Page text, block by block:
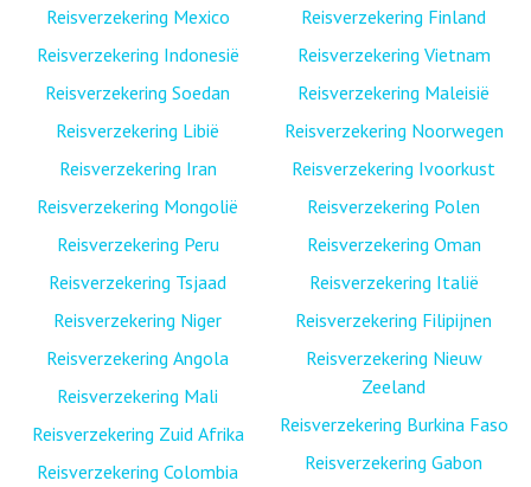
Reisverzekering Mexico
Reisverzekering Indonesië
Reisverzekering Soedan
Reisverzekering Libië
Reisverzekering Iran
Reisverzekering Mongolië
Reisverzekering Peru
Reisverzekering Tsjaad
Reisverzekering Niger
Reisverzekering Angola
Reisverzekering Mali
Reisverzekering Zuid Afrika
Reisverzekering Colombia
Reisverzekering Finland
Reisverzekering Vietnam
Reisverzekering Maleisië
Reisverzekering Noorwegen
Reisverzekering Ivoorkust
Reisverzekering Polen
Reisverzekering Oman
Reisverzekering Italië
Reisverzekering Filipijnen
Reisverzekering Nieuw
Zeeland
Reisverzekering Burkina Faso
Reisverzekering Gabon